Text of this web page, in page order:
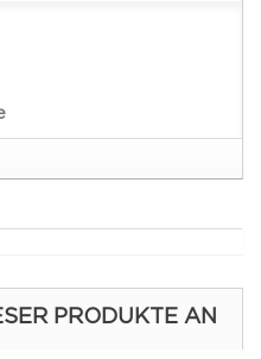
PRODUKTE AN